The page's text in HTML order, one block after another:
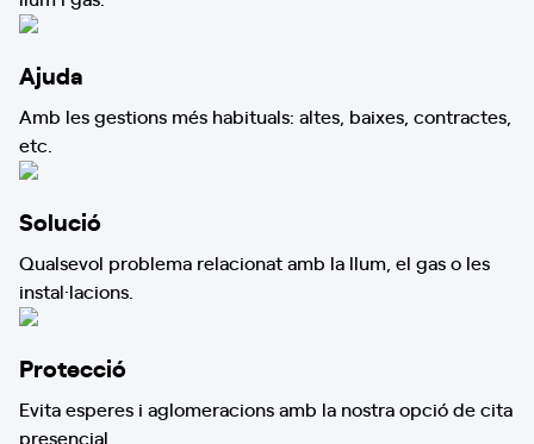
Ajuda
Amb les gestions més habituals: altes, baixes, contractes,
etc.
Solució
Qualsevol problema relacionat amb la llum, el gas o les
instal·lacions.
Protecció
Evita esperes i aglomeracions amb la nostra opció de cita
presencial.